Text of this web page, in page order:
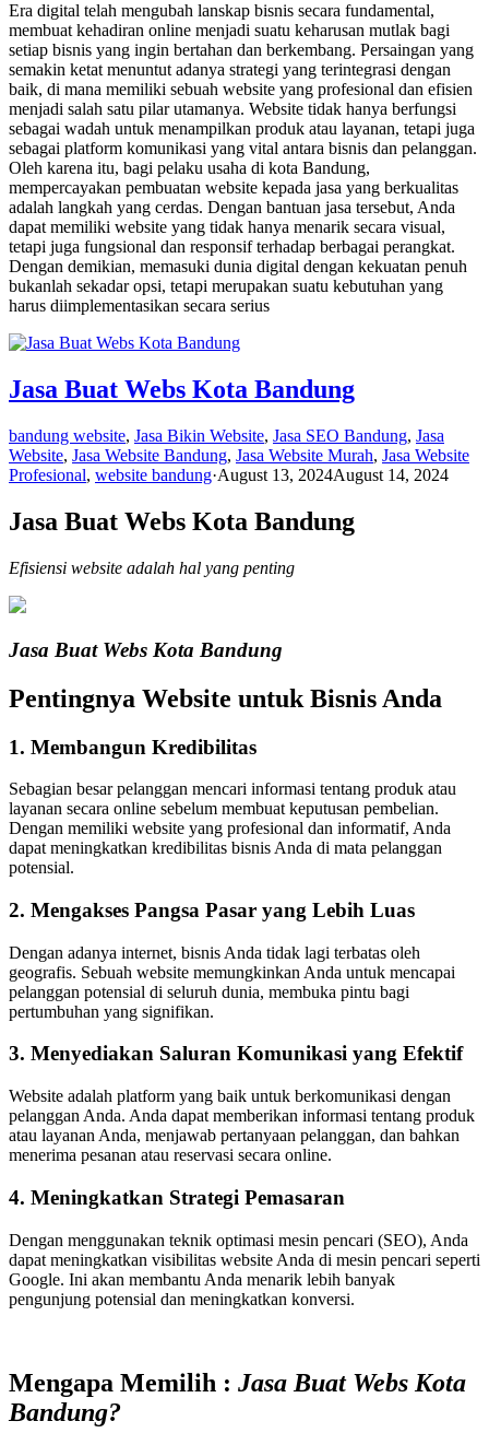
Era digital telah mengubah lanskap bisnis secara fundamental,
membuat kehadiran online menjadi suatu keharusan mutlak bagi
setiap bisnis yang ingin bertahan dan berkembang. Persaingan yang
semakin ketat menuntut adanya strategi yang terintegrasi dengan
baik, di mana memiliki sebuah website yang profesional dan efisien
menjadi salah satu pilar utamanya. Website tidak hanya berfungsi
sebagai wadah untuk menampilkan produk atau layanan, tetapi juga
sebagai platform komunikasi yang vital antara bisnis dan pelanggan.
Oleh karena itu, bagi pelaku usaha di kota Bandung,
mempercayakan pembuatan website kepada jasa yang berkualitas
adalah langkah yang cerdas. Dengan bantuan jasa tersebut, Anda
dapat memiliki website yang tidak hanya menarik secara visual,
tetapi juga fungsional dan responsif terhadap berbagai perangkat.
Dengan demikian, memasuki dunia digital dengan kekuatan penuh
bukanlah sekadar opsi, tetapi merupakan suatu kebutuhan yang
harus diimplementasikan secara serius
Jasa Buat Webs Kota Bandung
bandung website, Jasa Bikin Website, Jasa SEO Bandung, Jasa
Website, Jasa Website Bandung, Jasa Website Murah, Jasa Website
Profesional, website bandung·August 13, 2024August 14, 2024
Jasa Buat Webs Kota Bandung
Efisiensi website adalah hal yang penting
Jasa Buat Webs Kota Bandung
Pentingnya Website untuk Bisnis Anda
1. Membangun Kredibilitas
Sebagian besar pelanggan mencari informasi tentang produk atau
layanan secara online sebelum membuat keputusan pembelian.
Dengan memiliki website yang profesional dan informatif, Anda
dapat meningkatkan kredibilitas bisnis Anda di mata pelanggan
potensial.
2. Mengakses Pangsa Pasar yang Lebih Luas
Dengan adanya internet, bisnis Anda tidak lagi terbatas oleh
geografis. Sebuah website memungkinkan Anda untuk mencapai
pelanggan potensial di seluruh dunia, membuka pintu bagi
pertumbuhan yang signifikan.
3. Menyediakan Saluran Komunikasi yang Efektif
Website adalah platform yang baik untuk berkomunikasi dengan
pelanggan Anda. Anda dapat memberikan informasi tentang produk
atau layanan Anda, menjawab pertanyaan pelanggan, dan bahkan
menerima pesanan atau reservasi secara online.
4. Meningkatkan Strategi Pemasaran
Dengan menggunakan teknik optimasi mesin pencari (SEO), Anda
dapat meningkatkan visibilitas website Anda di mesin pencari seperti
Google. Ini akan membantu Anda menarik lebih banyak
pengunjung potensial dan meningkatkan konversi.
Mengapa Memilih : Jasa Buat Webs Kota
Bandung?